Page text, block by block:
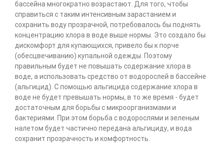
бассейна многократно возрастают. Для того, чтобы
справиться с таким интенсивным зарастанием и
сохранить воду прозрачной, потребовалось бы поднять
концентрацию хлора в воде выше нормы. Это создало бы
дискомфорт для купающихся, привело бы к порче
(обесцвечиванию) купальной одежды. Поэтому
правильным будет не повышать содержание хлора в
воде, а использовать средство от водорослей в бассейне
(альгицид). С помощью альгицида содержание хлора в
воде не будет превышать нормы, в то же время - будет
достаточным для борьбы с микроорганизмами и
бактериями. При этом борьба с водорослями и зеленым
налетом будет частично передана альгициду, и вода
сохранит прозрачность и комфортность.